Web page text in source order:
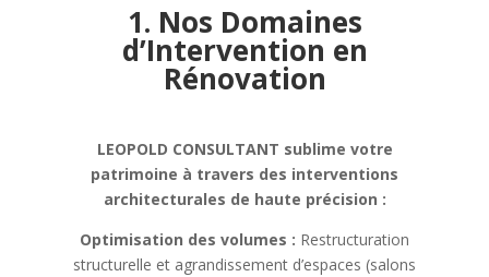
1. Nos Domaines
d’Intervention en
Rénovation
LEOPOLD CONSULTANT sublime votre
patrimoine à travers des interventions
architecturales de haute précision :
Optimisation des volumes : Restructuration
structurelle et agrandissement d’espaces (salons